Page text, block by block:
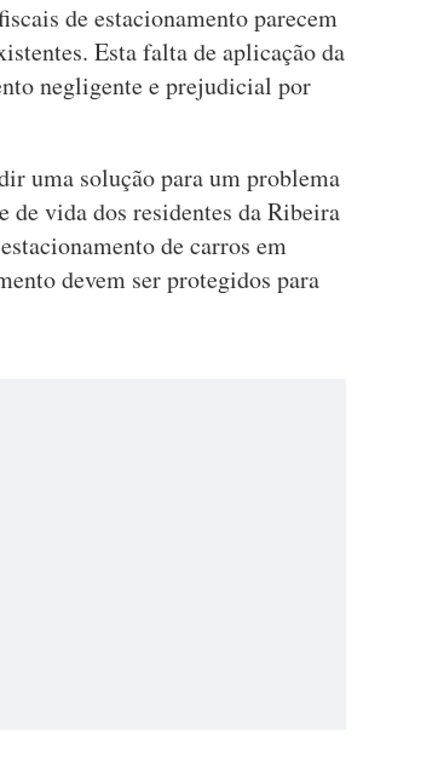
de estacionamento parecem
Esta falta de aplicação da
negligente e prejudicial por
uma solução para um problema
de vida dos residentes da Ribeira
de carros em
devem ser protegidos para